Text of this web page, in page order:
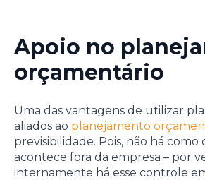
Apoio no
orçamentário
Uma das vantagens de utilizar
aliados ao planejamento
previsibilidade. Pois, não há
acontece fora da empresa – por
internamente há esse controle